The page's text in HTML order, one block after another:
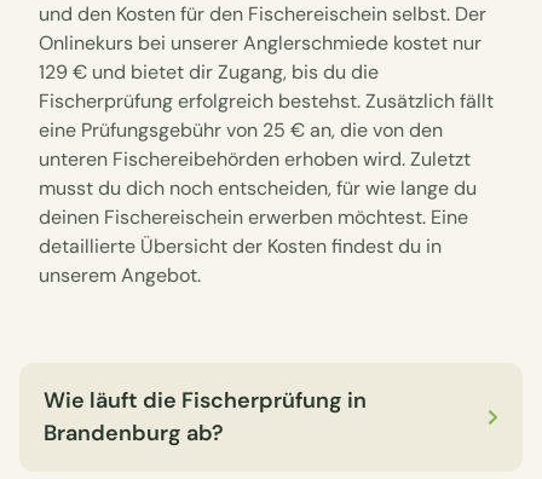
und den Kosten für den Fischereischein selbst. Der
Onlinekurs bei unserer Anglerschmiede kostet nur
129 € und bietet dir Zugang, bis du die
Fischerprüfung erfolgreich bestehst. Zusätzlich fällt
eine Prüfungsgebühr von 25 € an, die von den
unteren Fischereibehörden erhoben wird. Zuletzt
musst du dich noch entscheiden, für wie lange du
deinen Fischereischein erwerben möchtest. Eine
detaillierte Übersicht der Kosten findest du in
unserem Angebot.
Wie läuft die Fischerprüfung in
Brandenburg ab?